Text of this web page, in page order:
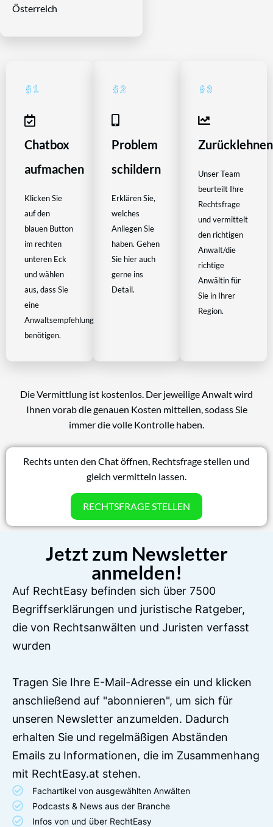
Österreich
Chatbox
aufmachen
Klicken Sie
auf den
blauen Button
im rechten
unteren Eck
und wählen
aus, dass Sie
eine
Anwaltsempfehlung
benötigen.
Problem
schildern
Erklären Sie,
welches
Anliegen Sie
haben. Gehen
Sie hier auch
gerne ins
Detail.
Zurücklehnen
Unser Team
beurteilt Ihre
Rechtsfrage
und vermittelt
den richtigen
Anwalt/die
richtige
Anwältin für
Sie in Ihrer
Region.
Die Vermittlung ist kostenlos. Der jeweilige Anwalt wird
Ihnen vorab die genauen Kosten mitteilen, sodass Sie
immer die volle Kontrolle haben.
Rechts unten den Chat öffnen, Rechtsfrage stellen und
gleich vermitteln lassen.
RECHTSFRAGE STELLEN
Jetzt zum Newsletter
anmelden!
Auf RechtEasy befinden sich über 7500
Begriffserklärungen und juristische Ratgeber,
die von Rechtsanwälten und Juristen verfasst
wurden
Tragen Sie Ihre E-Mail-Adresse ein und klicken
anschließend auf "abonnieren", um sich für
unseren Newsletter anzumelden. Dadurch
erhalten Sie und regelmäßigen Abständen
Emails zu Informationen, die im Zusammenhang
mit RechtEasy.at stehen.
Fachartikel von ausgewählten Anwälten
Podcasts & News aus der Branche
Infos von und über RechtEasy